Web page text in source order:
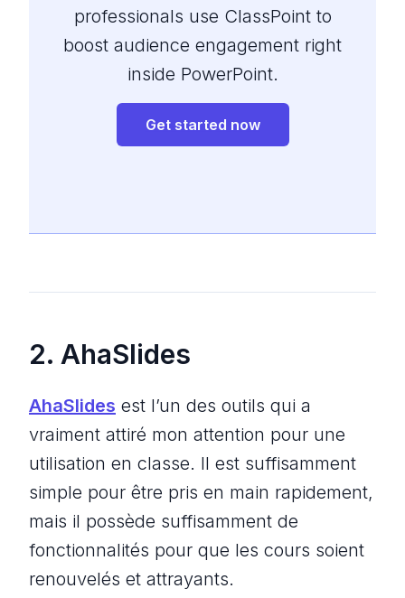
professionals use ClassPoint to
boost audience engagement right
inside PowerPoint.
Get started now
2. AhaSlides
AhaSlides est l’un des outils qui a
vraiment attiré mon attention pour une
utilisation en classe. Il est suffisamment
simple pour être pris en main rapidement,
mais il possède suffisamment de
fonctionnalités pour que les cours soient
renouvelés et attrayants.